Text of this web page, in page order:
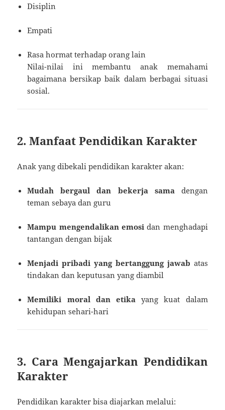
Disiplin
Empati
Rasa hormat terhadap orang lain
Nilai-nilai ini membantu anak memahami
bagaimana bersikap baik dalam berbagai situasi
sosial.
2. Manfaat Pendidikan Karakter
Anak yang dibekali pendidikan karakter akan:
Mudah bergaul dan bekerja sama dengan
teman sebaya dan guru
Mampu mengendalikan emosi dan menghadapi
tantangan dengan bijak
Menjadi pribadi yang bertanggung jawab atas
tindakan dan keputusan yang diambil
Memiliki moral dan etika yang kuat dalam
kehidupan sehari-hari
3. Cara Mengajarkan Pendidikan
Karakter
Pendidikan karakter bisa diajarkan melalui: